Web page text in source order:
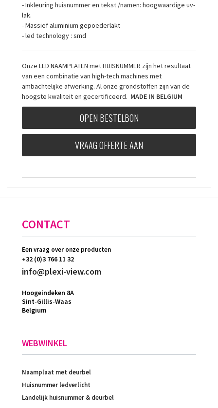
- Inkleuring huisnummer en tekst /namen: hoogwaardige uv-
lak.
- Massief aluminium gepoederlakt
- led technology : smd
Onze LED NAAMPLATEN met HUISNUMMER zijn het resultaat
van een combinatie van high-tech machines met
ambachtelijke afwerking. Al onze grondstoffen zijn van de
hoogste kwaliteit en gecertificeerd. MADE IN BELGIUM
OPEN BESTELBON
VRAAG OFFERTE AAN
CONTACT
Een vraag over onze producten
+32 (0)3 766 11 32
info@plexi-view.com
Hoogeindeken 8A
Sint-Gillis-Waas
Belgium
WEBWINKEL
Naamplaat met deurbel
Huisnummer ledverlicht
Landelijk huisnummer & deurbel